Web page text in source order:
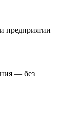
предприятий
— без